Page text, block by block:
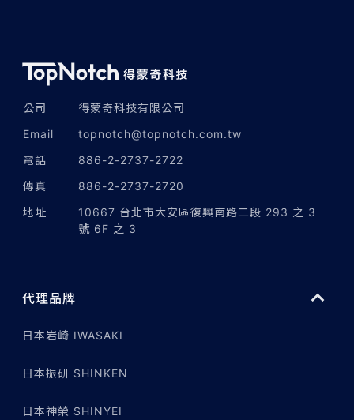
公司
得蒙奇科技有限公司
Email
topnotch@topnotch.com.tw
電話
886-2-2737-2722
傳真
886-2-2737-2720
地址
10667 台北市大安區復興南路二段 293 之 3
號 6F 之 3
代理品牌
日本岩崎 IWASAKI
日本振研 SHINKEN
日本神榮 SHINYEI